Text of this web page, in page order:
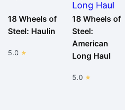
18 Wheels of
Steel: Haulin
5.0
18 Wheels of
Steel:
American
Long Haul
5.0